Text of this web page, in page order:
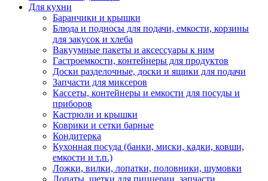
Для кухни
Баранчики и крышки
Блюда и подносы для подачи, емкости, корзины
для закусок и хлеба
Вакуумные пакеты и аксессуары к ним
Гастроемкости, контейнеры для продуктов
Доски разделочные, доски и ящики для подачи
Запчасти для миксеров
Кассеты, контейнеры и емкости для посуды и
приборов
Кастрюли и крышки
Коврики и сетки барные
Кондитерка
Кухонная посуда (банки, миски, кадки, ковши,
емкости и т.п.)
Ложки, вилки, лопатки, половники, шумовки
Лопаты, щетки для пиццерии, запчасти